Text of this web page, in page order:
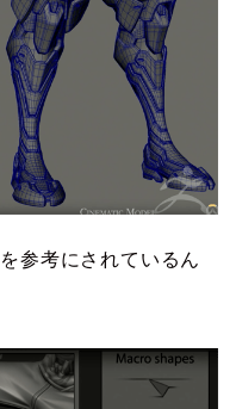
参考にされているん